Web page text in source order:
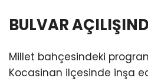
BULVAR
Millet bahçesindeki
Kocasinan ilçesinde inşa